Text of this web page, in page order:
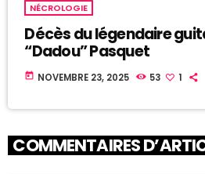
NÉCROLOGIE
Décès du légendaire
“Dadou” Pasquet
today NOVEMBRE 23, 2025 53 1
COMMENTAIRES